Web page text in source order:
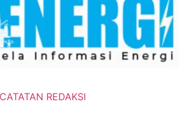
CATATAN REDAKSI